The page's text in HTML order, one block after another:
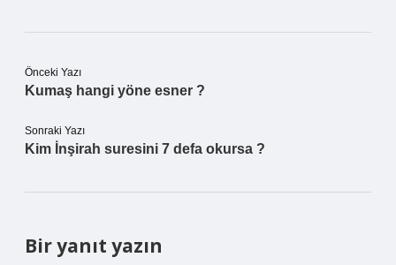
Önceki Yazı
Kumaş hangi yöne esner ?
Sonraki Yazı
Kim İnşirah suresini 7 defa okursa ?
Bir yanıt yazın